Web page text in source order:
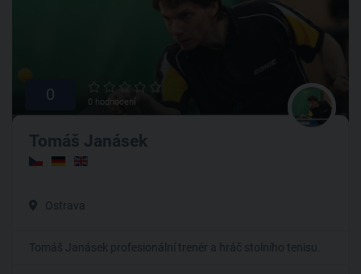
0 0 hodnocení
Tomáš Janásek
Ostrava
Tomáš Janásek profesionální trenér a hráč stolního tenisu.